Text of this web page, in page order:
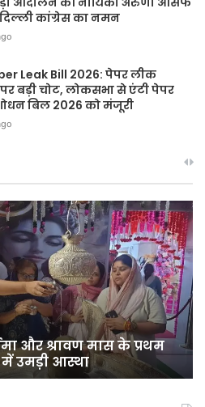
कांग्रेस का नमन
Leak Bill 2026: पेपर लीक
बड़ी चोट, लोकसभा से एंटी पेपर
बिल 2026 को मंजूरी
और श्रावण मास के प्रथम
में उमड़ी आस्था
हर